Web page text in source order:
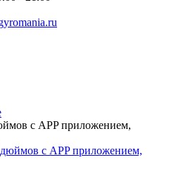
с APP приложением,